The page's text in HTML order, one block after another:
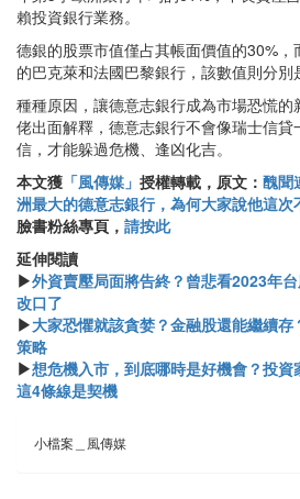
賴投資銀行業務。
德銀的股票市值僅占其帳面價值的30%
的巴克萊和法國巴黎銀行，該數值則分別
種種原因，讓德意志銀行成為市場恐慌
佬出面解釋，德意志銀行不會像瑞士信
信，才能躲過危機、逢凶化吉。
本文獲 「風傳媒」 授權轉載，原文： 醜聞
洲最大的德意志銀行，為何大家說他這次
臉書粉絲專頁， 請按此
延伸閱讀
▶外資賣壓局面將告終？曾悲看2023年
改口了
▶大家恐懼就該貪婪？金融股還能繼續
策略
▶想危機入市，到底哪時是好機會？投資
這4條線是契機
小檔案＿風傳媒